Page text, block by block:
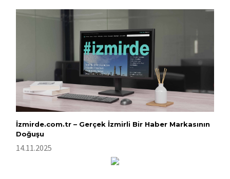
İzmirde.com.tr – Gerçek İzmirli Bir Haber Markasının
Doğuşu
14.11.2025